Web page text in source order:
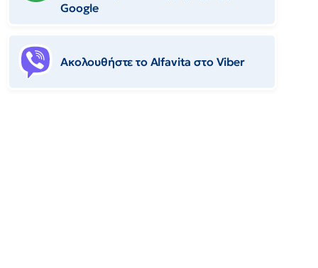
Google
Ακολουθήστε το Αlfavita στο Viber